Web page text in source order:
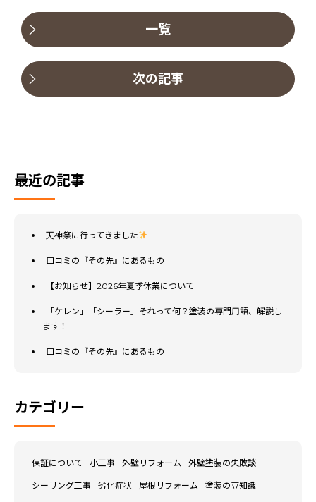
一覧
次の記事
最近の記事
天神祭に行ってきました
口コミの『その先』にあるもの
【お知らせ】2026年夏季休業について
「ケレン」「シーラー」それって何？塗装の専門用語、解説し
ます！
口コミの『その先』にあるもの
カテゴリー
保証について 小工事 外壁リフォーム 外壁塗装の失敗談
シーリング工事 劣化症状 屋根リフォーム 塗装の豆知識